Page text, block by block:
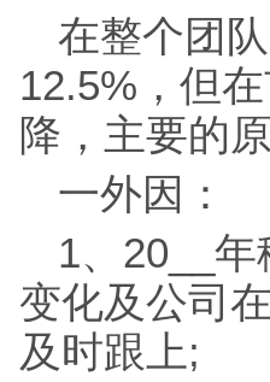
在整个团
12.5%，但
降，主要的
一外因：
1、20__
变化及公司
及时跟上;